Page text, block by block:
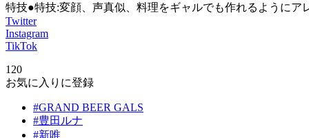
特技●特技:変顔、声真似、料理をギャルでも作れるようにア
Twitter
Instagram
TikTok
120
お気に入りに登録
#GRAND BEER GALS
#豊田ルナ
#新唯